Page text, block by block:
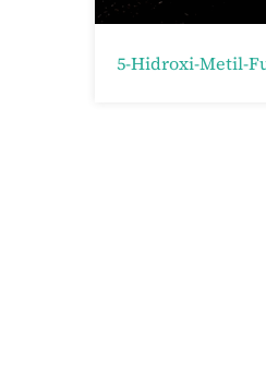
2,5-Furandiil-